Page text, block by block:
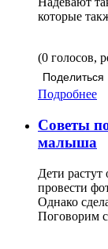
которые
(0 голосов,
Поделиться
Подробнее
Советы
малыша
Дети
провести
Однако
Поговорим